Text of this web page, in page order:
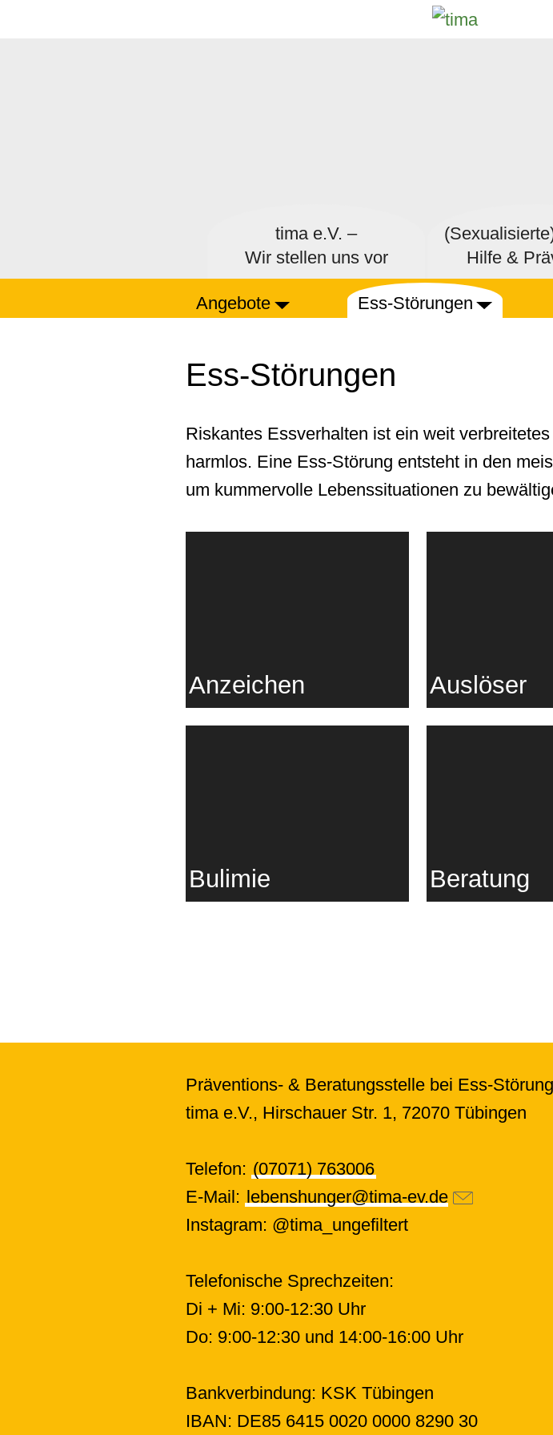
tima e.V. –
Wir stellen uns vor
Hilfe &
Angebote Ess-Störungen
Ess-Störungen
Riskantes Essverhalten ist ein weit
harmlos. Eine Ess-Störung entsteht in den
um kummervolle Lebenssituationen zu
Anzeichen Auslöser
Bulimie Beratung
Präventions- & Beratungsstelle bei Ess-
tima e.V., Hirschauer Str. 1, 72070 Tübingen
Telefon: (07071) 763006
E-Mail: lebenshunger@tima-ev.de
Instagram: @tima_ungefiltert
Telefonische Sprechzeiten:
Di + Mi: 9:00-12:30 Uhr
Do: 9:00-12:30 und 14:00-16:00 Uhr
Bankverbindung: KSK Tübingen
IBAN: DE85 6415 0020 0000 8290 30